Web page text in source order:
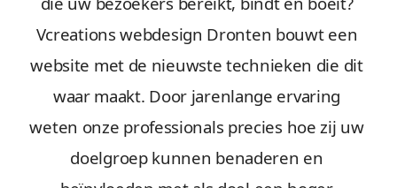
Vcreations webdesign Dronten bouwt een
website met de nieuwste technieken die dit
waar maakt. Door jarenlange ervaring
weten onze professionals precies hoe zij uw
doelgroep kunnen benaderen en